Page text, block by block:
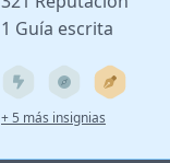
1 Guía escrita
+ 5 más insignias